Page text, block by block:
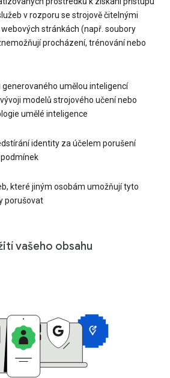
v rozporu se strojově čitelnými
stránkách (např. soubory
procházení, trénování nebo
generovaného umělou inteligencí
modelů strojového učení nebo
umělé inteligence
identity za účelem porušení
které jiným osobám umožňují tyto
porušovat
vašeho obsahu